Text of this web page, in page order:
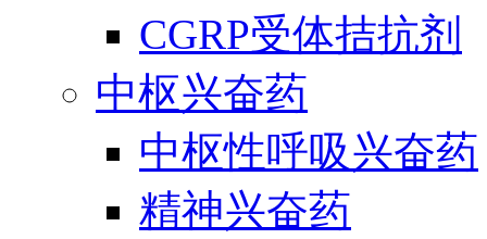
CGRP受体拮抗剂
中枢兴奋药
中枢性呼吸兴奋药
精神兴奋药